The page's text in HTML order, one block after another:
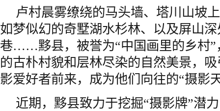
卢村晨雾缭绕的马头墙、塔川山坡
如梦似幻的奇墅湖水杉林、以及屏山
巷……黟县，被誉为“中国画里的乡村”
的古朴村貌和层林尽染的自然美景，
影爱好者前来，成为他们向往的“摄影
近期，黟县致力于挖掘“摄影牌”潜